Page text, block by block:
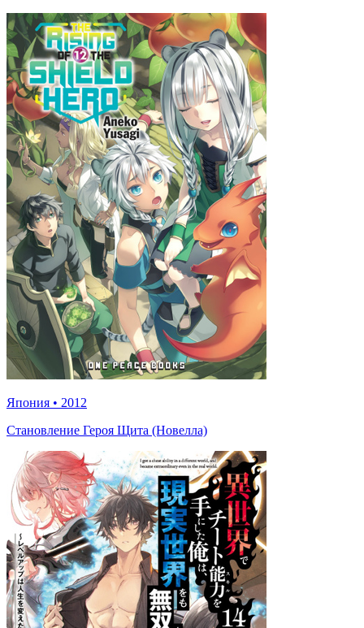
Япония • 2012
Становление Героя Щита (Новелла)